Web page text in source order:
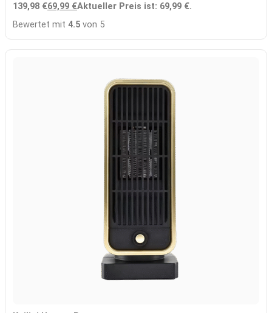
139,98 €69,99 €Aktueller Preis ist: 69,99 €.
Bewertet mit 4.5 von 5